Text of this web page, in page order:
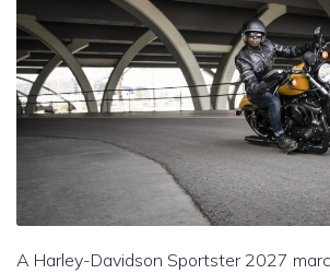
A Harley-Davidson Sportster 2027